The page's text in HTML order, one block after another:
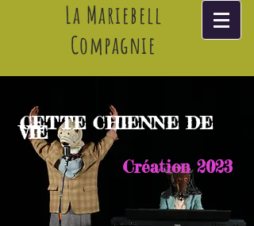
La Mariebell
Compagnie
CETTE CHIENNE DE
VIE
Création 2023